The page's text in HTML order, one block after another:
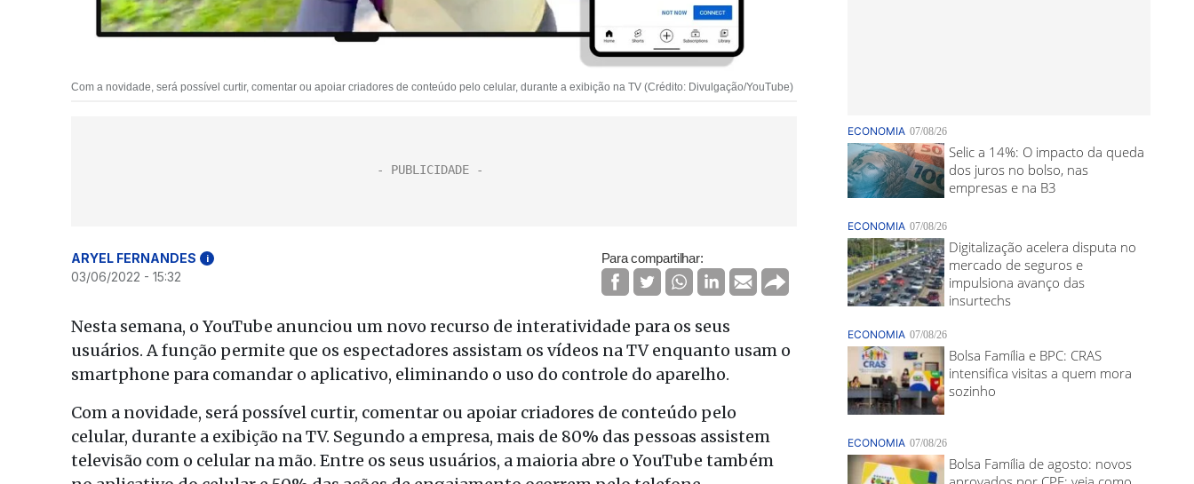
Com a novidade, será possível curtir, comentar ou apoiar criadores de conteúdo pelo celular, durante a exibição na TV (Crédito: Divulgação/YouTube)
ARYEL FERNANDES i
03/06/2022 - 15:32
Para compartilhar:
Nesta semana, o YouTube anunciou um novo recurso de interatividade para os seus
usuários. A função permite que os espectadores assistam os vídeos na TV enquanto usam o
smartphone para comandar o aplicativo, eliminando o uso do controle do aparelho.
Com a novidade, será possível curtir, comentar ou apoiar criadores de conteúdo pelo
celular, durante a exibição na TV. Segundo a empresa, mais de 80% das pessoas assistem
televisão com o celular na mão. Entre os seus usuários, a maioria abre o YouTube também